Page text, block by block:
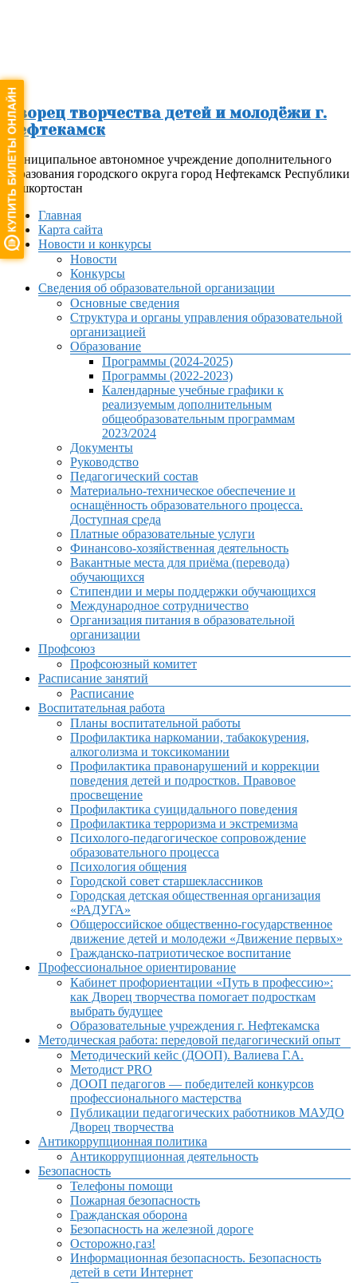
Дворец творчества детей и молодёжи г.
Нефтекамск
Муниципальное автономное учреждение дополнительного
образования городского округа город Нефтекамск Республики
Башкортостан
МенюГлавная
Карта сайта
Новости и конкурсы
Новости
Конкурсы
Сведения об образовательной организации
Основные сведения
Структура и органы управления образовательной
организацией
Образование
Программы (2024-2025)
Программы (2022-2023)
Календарные учебные графики к
реализуемым дополнительным
общеобразовательным программам
2023/2024
Документы
Руководство
Педагогический состав
Материально-техническое обеспечение и
оснащённость образовательного процесса.
Доступная среда
Платные образовательные услуги
Финансово-хозяйственная деятельность
Вакантные места для приёма (перевода)
обучающихся
Стипендии и меры поддержки обучающихся
Международное сотрудничество
Организация питания в образовательной
организации
Профсоюз
Профсоюзный комитет
Расписание занятий
Расписание
Воспитательная работа
Планы воспитательной работы
Профилактика наркомании, табакокурения,
алкоголизма и токсикомании
Профилактика правонарушений и коррекции
поведения детей и подростков. Правовое
просвещение
Профилактика суицидального поведения
Профилактика терроризма и экстремизма
Психолого-педагогическое сопровождение
образовательного процесса
Психология общения
Городской совет старшеклассников
Городская детская общественная организация
«РАДУГА»
Общероссийское общественно-государственное
движение детей и молодежи «Движение первых»
Гражданско-патриотическое воспитание
Профессиональное ориентирование
Кабинет профориентации «Путь в профессию»:
как Дворец творчества помогает подросткам
выбрать будущее
Образовательные учреждения г. Нефтекамска
Методическая работа: передовой педагогический опыт
Методический кейс (ДООП). Валиева Г.А.
Методист PRO
ДООП педагогов — победителей конкурсов
профессионального мастерства
Публикации педагогических работников МАУДО
Дворец творчества
Антикоррупционная политика
Антикоррупционная деятельность
Безопасность
Телефоны помощи
Пожарная безопасность
Гражданская оборона
Безопасность на железной дороге
Осторожно,газ!
Информационная безопасность. Безопасность
детей в сети Интернет